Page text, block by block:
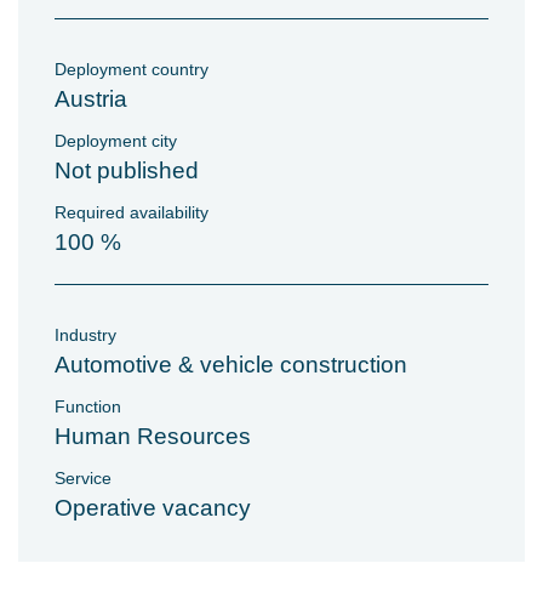
Deployment country
Austria
Deployment city
Not published
Required availability
100 %
Industry
Automotive & vehicle construction
Function
Human Resources
Service
Operative vacancy